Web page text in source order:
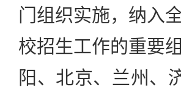
门组织实施，纳入
校招生工作的重要
阳、北京、兰州、